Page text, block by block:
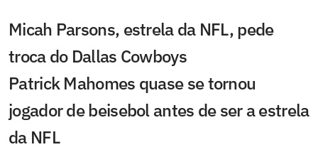
Micah Parsons, estrela da NFL, pede
troca do Dallas Cowboys
Patrick Mahomes quase se tornou
jogador de beisebol antes de ser a estrela
da NFL